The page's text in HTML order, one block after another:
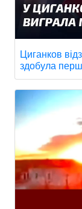
Циганков
здобула